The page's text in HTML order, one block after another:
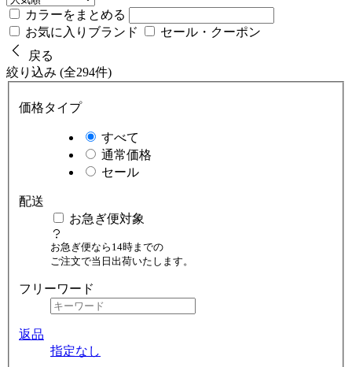
カラーをまとめる
お気に入りブランド
セール・クーポン
戻る
絞り込み (全294件)
価格タイプ
すべて
通常価格
セール
配送
お急ぎ便対象
お急ぎ便なら14時までの
ご注文で当日出荷いたします。
フリーワード
返品
指定なし